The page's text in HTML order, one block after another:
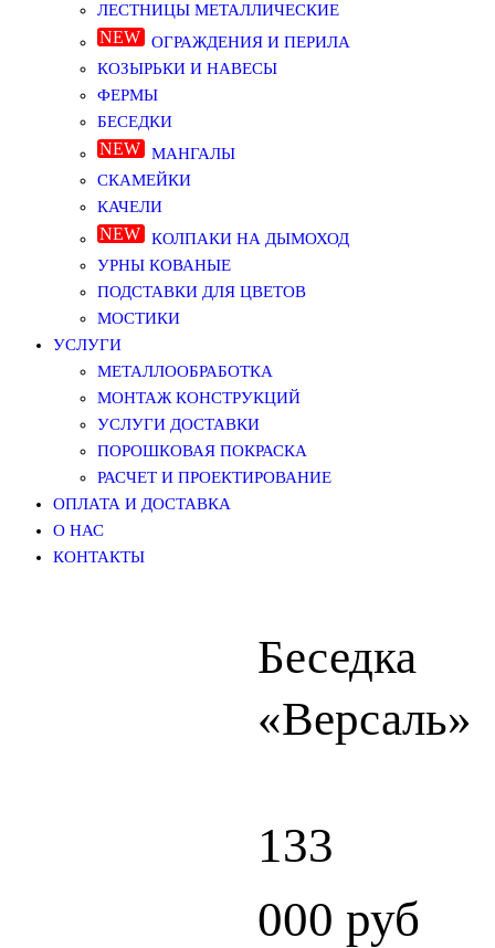
ЛЕСТНИЦЫ МЕТАЛЛИЧЕСКИЕ
ОГРАЖДЕНИЯ И ПЕРИЛА
КОЗЫРЬКИ И НАВЕСЫ
ФЕРМЫ
БЕСЕДКИ
МАНГАЛЫ
СКАМЕЙКИ
КАЧЕЛИ
КОЛПАКИ НА ДЫМОХОД
УРНЫ КОВАНЫЕ
ПОДСТАВКИ ДЛЯ ЦВЕТОВ
МОСТИКИ
УСЛУГИ
МЕТАЛЛООБРАБОТКА
МОНТАЖ КОНСТРУКЦИЙ
УСЛУГИ ДОСТАВКИ
ПОРОШКОВАЯ ПОКРАСКА
РАСЧЕТ И ПРОЕКТИРОВАНИЕ
ОПЛАТА И ДОСТАВКА
О НАС
КОНТАКТЫ
Беседка
«Версаль»
133
000 руб